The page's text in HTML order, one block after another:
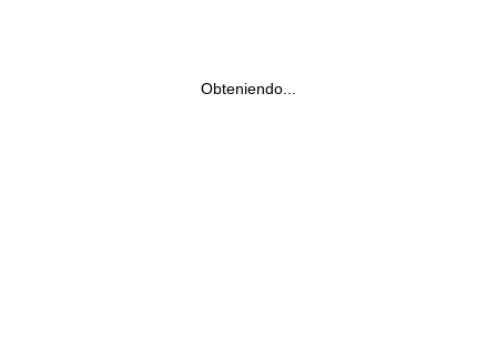
Obteniendo...